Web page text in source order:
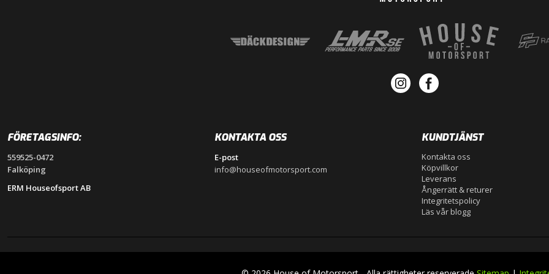
FÖRETAGSINFO:
559525-0472
Falköping
ERM Houseofsport AB
KONTAKTA OSS
E-post
info@houseofmotorsport.com
KUNDTJÄNST
Kontakta oss
Köpvillkor
Leverans
Ångerrätt & returer
Integritetspolicy
Läs vår blogg